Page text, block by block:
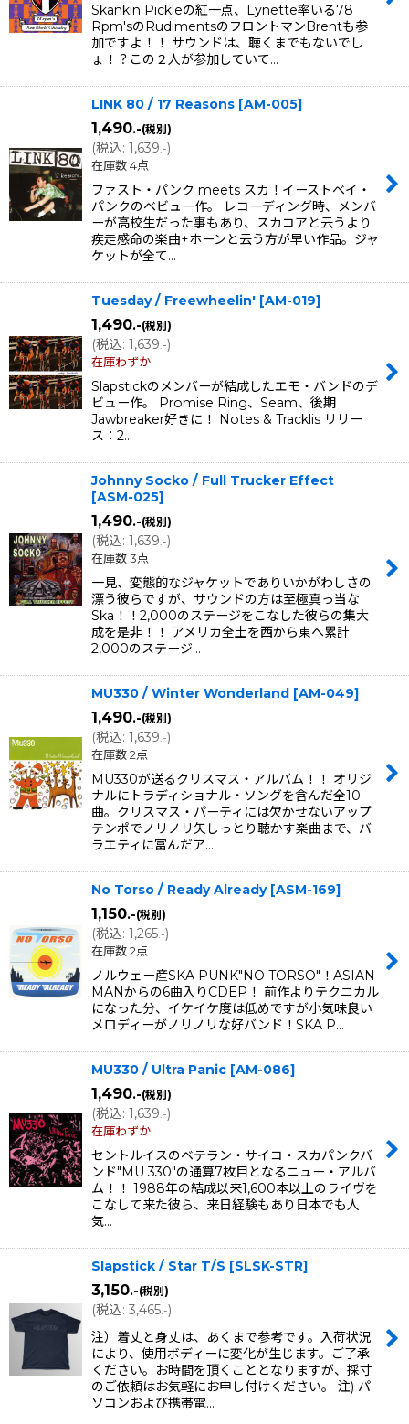
Skankin Pickleの紅一点、Lynette率いる78
Rpm'sのRudimentsのフロントマンBrentも参
加ですよ！！ サウンドは、聴くまでもないでし
ょ！？この２人が参加していて…
LINK 80 / 17 Reasons [AM-005]
1,490.-(税別)
(税込: 1,639 .-)
在庫数 4点
ファスト・パンク meets スカ！イーストベイ・
パンクのベビュー作。 レコーディング時、メンバ
ーが高校生だった事もあり、スカコアと云うより
疾走感命の楽曲+ホーンと云う方が早い作品。ジャ
ケットが全て…
Tuesday / Freewheelin' [AM-019]
1,490.-(税別)
(税込: 1,639 .-)
在庫わずか
Slapstickのメンバーが結成したエモ・バンドのデ
ビュー作。 Promise Ring、Seam、後期
Jawbreaker好きに！ Notes & Tracklis リリー
ス：2…
Johnny Socko / Full Trucker Effect
[ASM-025]
1,490.-(税別)
(税込: 1,639 .-)
在庫数 3点
一見、変態的なジャケットでありいかがわしさの
漂う彼らですが、サウンドの方は至極真っ当な
Ska！！2,000のステージをこなした彼らの集大
成を是非！！ アメリカ全土を西から東へ累計
2,000のステージ…
MU330 / Winter Wonderland [AM-049]
1,490.-(税別)
(税込: 1,639 .-)
在庫数 2点
MU330が送るクリスマス・アルバム！！ オリジ
ナルにトラディショナル・ソングを含んだ全10
曲。クリスマス・パーティには欠かせないアップ
テンポでノリノリ矢しっとり聴かす楽曲まで、バ
ラエティに富んだア…
No Torso / Ready Already [ASM-169]
1,150.-(税別)
(税込: 1,265 .-)
在庫数 2点
ノルウェー産SKA PUNK"NO TORSO"！ASIAN
MANからの6曲入りCDEP！ 前作よりテクニカル
になった分、イケイケ度は低めですが小気味良い
メロディーがノリノリな好バンド！SKA P…
MU330 / Ultra Panic [AM-086]
1,490.-(税別)
(税込: 1,639 .-)
在庫わずか
セントルイスのベテラン・サイコ・スカパンクバ
ンド"MU 330"の通算7枚目となるニュー・アルバ
ム！！ 1988年の結成以来1,600本以上のライヴを
こなして来た彼ら、来日経験もあり日本でも人
気…
Slapstick / Star T/S [SLSK-STR]
3,150.-(税別)
(税込: 3,465 .-)
注）着丈と身丈は、あくまで参考です。入荷状況
により、使用ボディーに変化が生じます。ご了承
ください。お時間を頂くこととなりますが、採寸
のご依頼はお気軽にお申し付けください。 注) パ
ソコンおよび携帯電…